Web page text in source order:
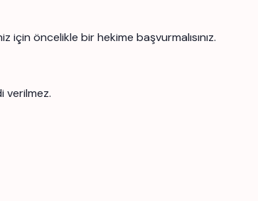
öncelikle bir hekime başvurmalısınız.
verilmez.